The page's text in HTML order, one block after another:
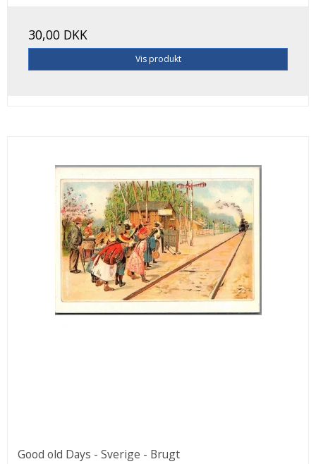
30,00 DKK
Vis produkt
Good old Days - Sverige - Brugt